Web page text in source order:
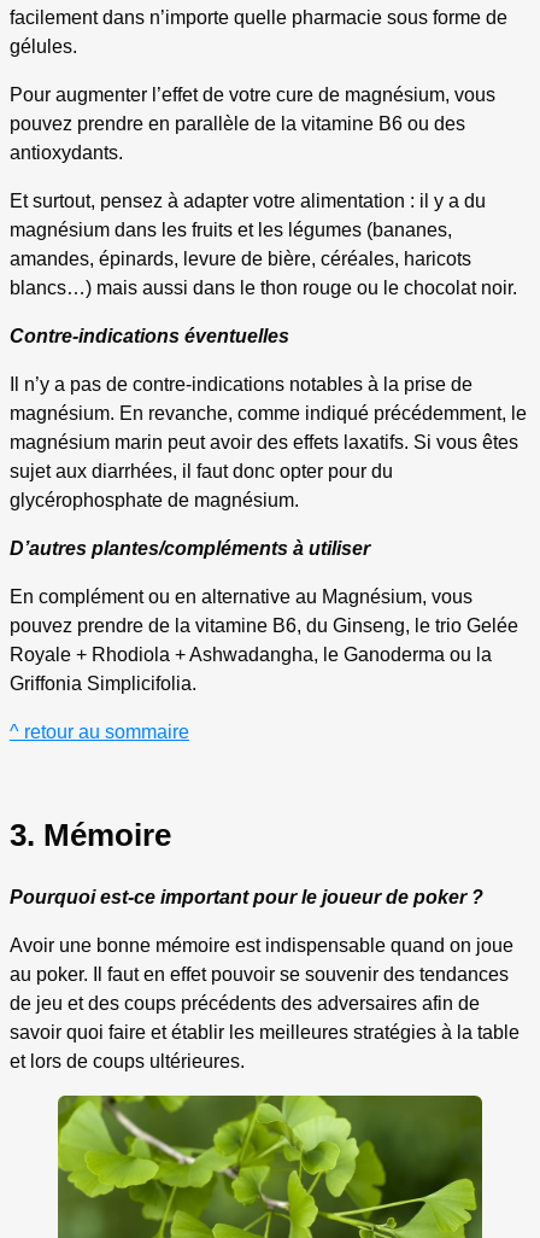
facilement dans n’importe quelle pharmacie sous forme de
gélules.
Pour augmenter l’effet de votre cure de magnésium, vous
pouvez prendre en parallèle de la vitamine B6 ou des
antioxydants.
Et surtout, pensez à adapter votre alimentation : il y a du
magnésium dans les fruits et les légumes (bananes,
amandes, épinards, levure de bière, céréales, haricots
blancs…) mais aussi dans le thon rouge ou le chocolat noir.
Contre-indications éventuelles
Il n’y a pas de contre-indications notables à la prise de
magnésium. En revanche, comme indiqué précédemment, le
magnésium marin peut avoir des effets laxatifs. Si vous êtes
sujet aux diarrhées, il faut donc opter pour du
glycérophosphate de magnésium.
D’autres plantes/compléments à utiliser
En complément ou en alternative au Magnésium, vous
pouvez prendre de la vitamine B6, du Ginseng, le trio Gelée
Royale + Rhodiola + Ashwadangha, le Ganoderma ou la
Griffonia Simplicifolia.
^ retour au sommaire
3. Mémoire
Pourquoi est-ce important pour le joueur de poker ?
Avoir une bonne mémoire est indispensable quand on joue
au poker. Il faut en effet pouvoir se souvenir des tendances
de jeu et des coups précédents des adversaires afin de
savoir quoi faire et établir les meilleures stratégies à la table
et lors de coups ultérieures.